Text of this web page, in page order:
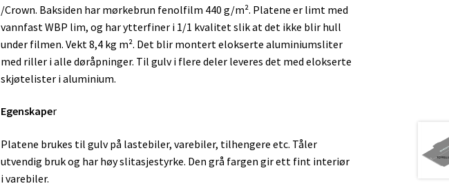
/Crown. Baksiden har mørkebrun fenolfilm 440 g/m². Platene er limt med
vannfast WBP lim, og har ytterfiner i 1/1 kvalitet slik at det ikke blir hull
under filmen. Vekt 8,4 kg m². Det blir montert elokserte aluminiumsliter
med riller i alle døråpninger. Til gulv i flere deler leveres det med elokserte
skjøtelister i aluminium.
Egenskaper
Platene brukes til gulv på lastebiler, varebiler, tilhengere etc. Tåler
utvendig bruk og har høy slitasjestyrke. Den grå fargen gir ett fint interiør
i varebiler.